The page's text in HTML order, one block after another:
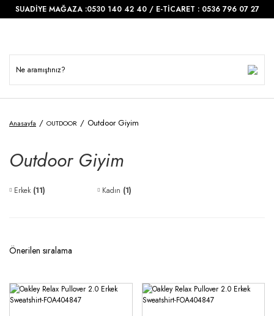
SUADİYE MAĞAZA :0530 140 42 40 / E-TİCARET : 0536 796 07 27
Anasayfa OUTDOOR Outdoor Giyim
Outdoor Giyim
Erkek (11) Kadın (1)